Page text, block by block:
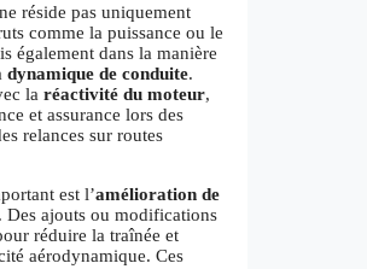
réside pas uniquement
comme la puissance ou le
également dans la manière
dynamique de conduite.
la réactivité du moteur,
et assurance lors des
relances sur routes
est l’amélioration de
. Des ajouts ou modifications
réduire la traînée et
aérodynamique. Ces